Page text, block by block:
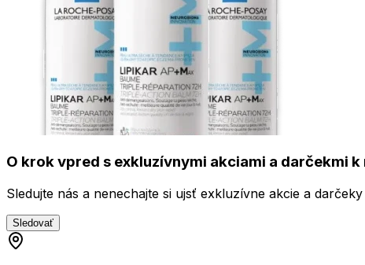
O krok vpred s exkluzívnymi akciami a darčekmi
Sledujte nás a nenechajte si ujsť exkluzívne akcie a
Sledovať